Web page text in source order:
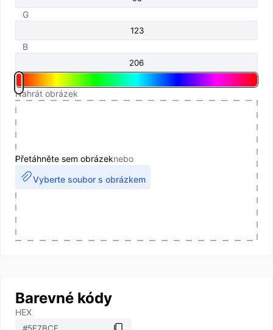
G
B
Nahrát obrázek
Přetáhněte sem obrázeknebo
Vyberte soubor s obrázkem
Barevné kódy
HEX